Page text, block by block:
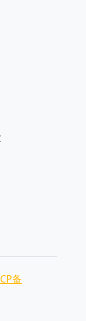
备